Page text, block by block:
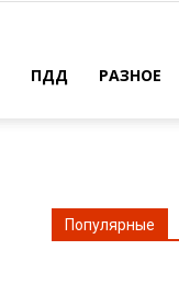
ПДД РАЗНОЕ
Популярные